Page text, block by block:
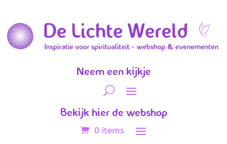
Neem een kijkje
Bekijk hier de webshop
0 items